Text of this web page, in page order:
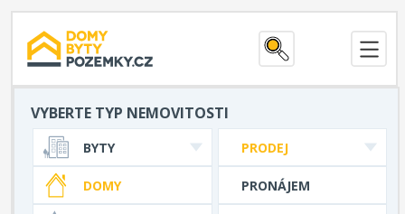
VYBERTE TYP NEMOVITOSTI
PRODEJ
PRONÁJEM
BYTY
DOMY